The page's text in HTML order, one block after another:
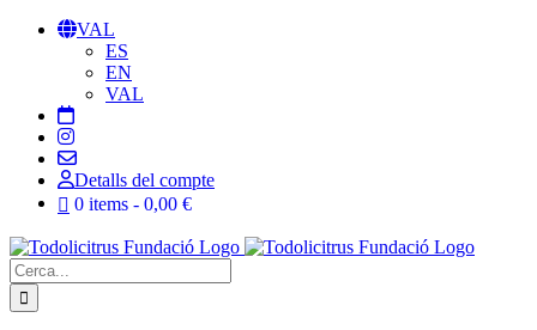
Skip
VAL
ES
EN
VAL
Detalls del compte
0 items
0,00 €
Cerca: